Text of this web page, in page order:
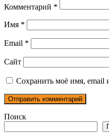
Комментарий *
Имя *
Email *
Сайт
Сохранить моё имя, email
Поиск